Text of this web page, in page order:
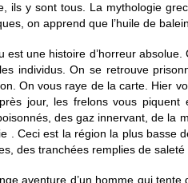
ils y sont tous. La mythologie
on apprend que l’huile de
est une histoire d’horreur
individus. On se retrouve
On vous raye de la carte. Hier
jour, les frelons vous
des gaz innervant, de la
. Ceci est la région la plus basse
des tranchées remplies de
aventure d’un homme qui